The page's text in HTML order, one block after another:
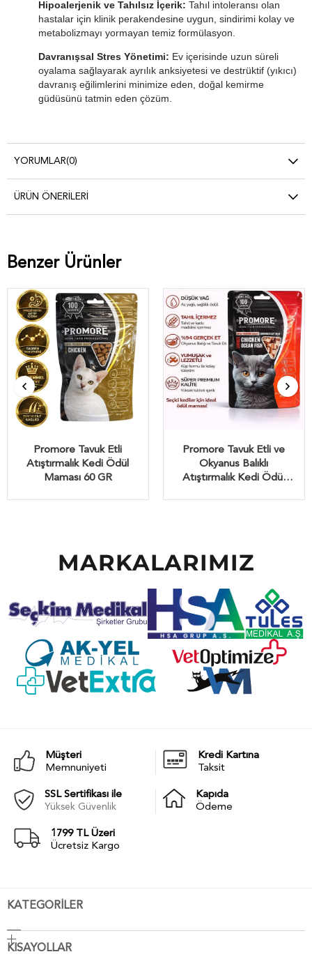
Hipoalerjenik ve Tahılsız İçerik: Tahıl intoleransı olan
hastalar için klinik perakendesine uygun, sindirimi kolay ve
metabolizmayı yormayan temiz formülasyon.
Davranışsal Stres Yönetimi: Ev içerisinde uzun süreli
oyalama sağlayarak ayrılık anksiyetesi ve destrüktif (yıkıcı)
davranış eğilimlerini minimize eden, doğal kemirme
güdüsünü tatmin eden çözüm.
YORUMLAR(0)
ÜRÜN ÖNERILERI
Benzer Ürünler
Promore Tavuk Etli
Atıştırmalık Kedi Ödül
Maması 60 GR
Promore Tavuk Etli ve
Okyanus Balıklı
Atıştırmalık Kedi Ödül
MARKALARIMIZ
Müşteri
Memnuniyeti
Kredi Kartına
Taksit
SSL Sertifikası ile
Yüksek Güvenlik
Kapıda
Ödeme
1799 TL Üzeri
Ücretsiz Kargo
KATEGORİLER
KISAYOLLAR